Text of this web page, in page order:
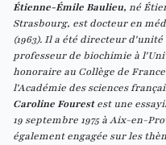
Étienne-Émile Baulieu, né
Strasbourg, est docteur en
(1963). Il a été directeur
professeur de biochimie à
honoraire au Collège de
l'Académie des sciences
Caroline Fourestest une
19 septembre 1975 à Aix-en-
également engagée sur les